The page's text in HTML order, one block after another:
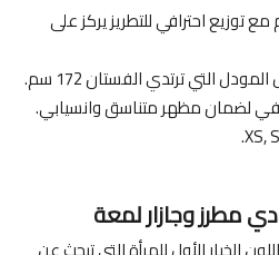
توزيع احترافي للتطريز يركز على
التي ترتدي الفستان 172 سم.
لضمان مظهر متناسق وانسيابي.
مطرز وجازار لمعة